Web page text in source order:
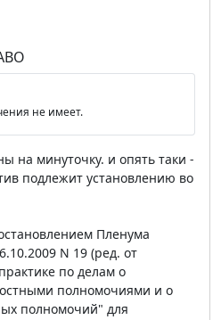
не имеет.
на минуточку. и опять таки -
подлежит установлению во
Пленума
N 19 (ред. от
по делам о
полномочиями и о
полномочий" для